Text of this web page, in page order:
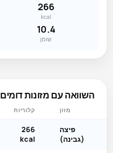
266
kcal
10.4
שומן
השוואה עם מזונות דומים
מזון קלוריות
פיצה
(גבינה)
266
kcal